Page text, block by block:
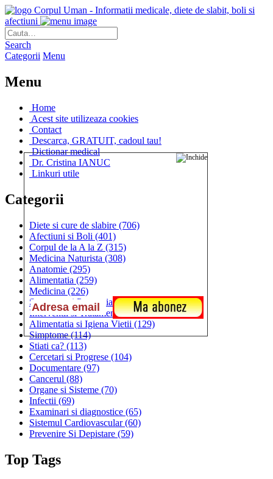
Corpul Uman - Informatii medicale, diete de slabit, boli si
afectiuni
Search
Categorii Menu
Menu
Home
Acest site utilizeaza cookies
Contact
Descarca, GRATUIT, cadoul tau!
Dictionar medical
Dr. Cristina IANUC
Linkuri utile
Categorii
Diete si cure de slabire (706)
Afectiuni si Boli (401)
Corpul de la A la Z (315)
Medicina Naturista (308)
Anatomie (295)
Alimentatia (259)
Medicina (226)
Sanatatea si Preventia(170)
Interventii si Tratamente(167)
Alimentatia si Igiena Vietii (129)
Simptome(114)
Stiati ca? (113)
Cercetari si Progrese (104)
Documentare (97)
Cancerul (88)
Organe si Sisteme (70)
Infectii (69)
Examinari si diagnostice (65)
Sistemul Cardiovascular(60)
Prevenire Si Depistare (59)
Top Tags